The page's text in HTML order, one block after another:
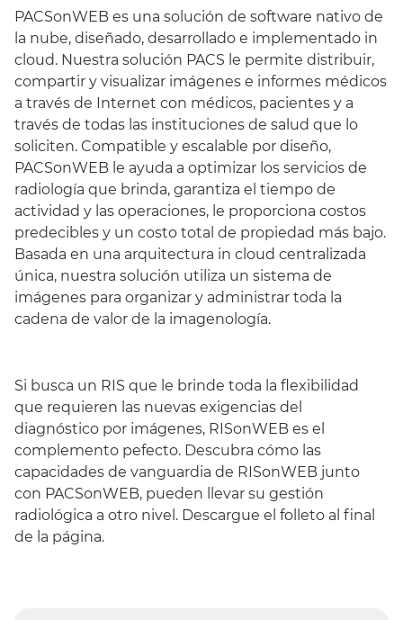
PACSonWEB es una solución de software nativo de
la nube, diseñado, desarrollado e implementado in
cloud. Nuestra solución PACS le permite distribuir,
compartir y visualizar imágenes e informes médicos
a través de Internet con médicos, pacientes y a
través de todas las instituciones de salud que lo
soliciten. Compatible y escalable por diseño,
PACSonWEB le ayuda a optimizar los servicios de
radiología que brinda, garantiza el tiempo de
actividad y las operaciones, le proporciona costos
predecibles y un costo total de propiedad más bajo.
Basada en una arquitectura in cloud centralizada
única, nuestra solución utiliza un sistema de
imágenes para organizar y administrar toda la
cadena de valor de la imagenología.
Si busca un RIS que le brinde toda la flexibilidad
que requieren las nuevas exigencias del
diagnóstico por imágenes, RISonWEB es el
complemento pefecto. Descubra cómo las
capacidades de vanguardia de RISonWEB junto
con PACSonWEB, pueden llevar su gestión
radiológica a otro nivel. Descargue el folleto al final
de la página.